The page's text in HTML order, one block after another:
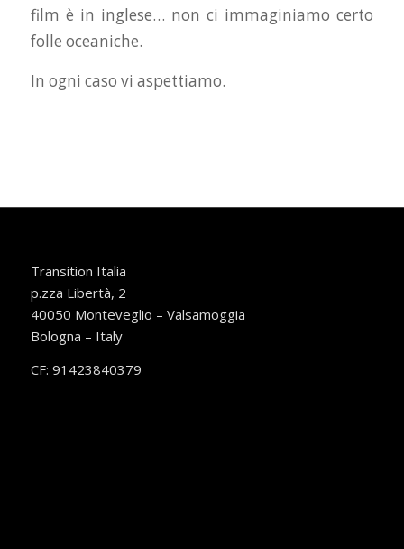
film è in inglese… non ci immaginiamo certo
folle oceaniche.
In ogni caso vi aspettiamo.
Transition Italia
p.zza Libertà, 2
40050 Monteveglio – Valsamoggia
Bologna – Italy
CF: 91423840379